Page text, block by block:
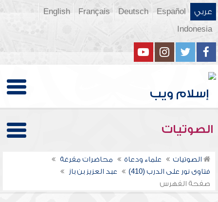
عربي Español
Deutsch
Français
English
Indonesia
الصوتيات
الصوتيات علماء ودعاة
محاضرات مفرغة
فتاوى نور على الدرب (410)
عبد العزيز بن باز
صفحة الفهرس